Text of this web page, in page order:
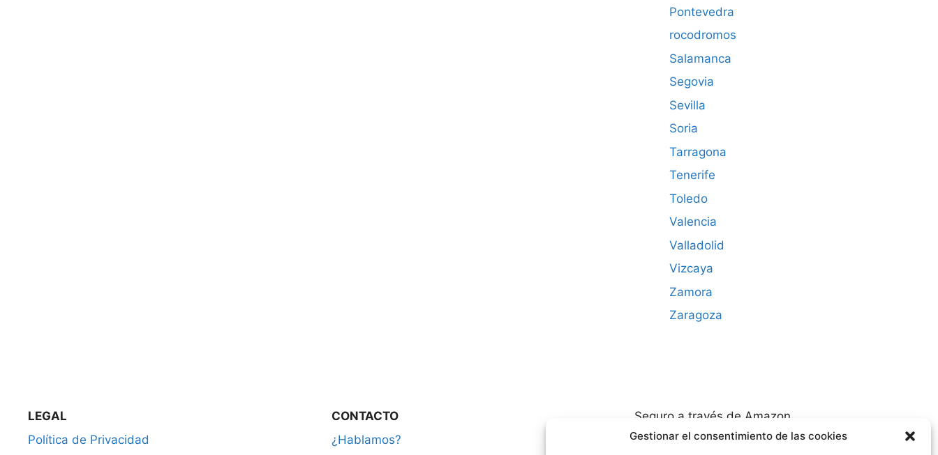
Gestionar el consentimiento de las cookies
Pontevedra
rocodromos
Salamanca
Segovia
Sevilla
Soria
Tarragona
Tenerife
Toledo
Valencia
Valladolid
Vizcaya
Zamora
Zaragoza
LEGAL
Política de Privacidad
CONTACTO
¿Hablamos?
Seguro a través de Amazon